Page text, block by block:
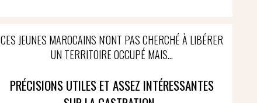
CES JEUNES MAROCAINS N'ONT PAS CHERCHÉ À LIBÉRER
UN TERRITOIRE OCCUPÉ MAIS...
PRÉCISIONS UTILES ET ASSEZ INTÉRESSANTES